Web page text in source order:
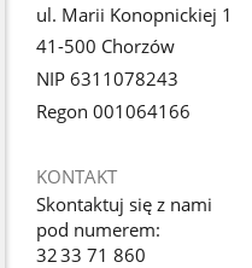
ul. Marii Konopnickiej 1
41-500 Chorzów
NIP 6311078243
Regon 001064166
KONTAKT
Skontaktuj się z nami
pod numerem:
32 33 71 860